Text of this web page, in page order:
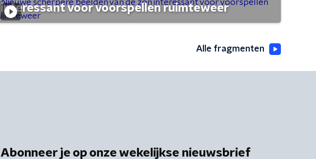
interessant voor voorspellen ruimteweer
Alle fragmenten
Abonneer je op onze wekelijkse nieuwsbrief